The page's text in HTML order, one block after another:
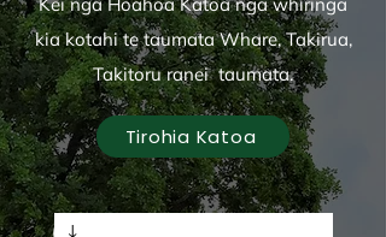
kia kotahi te taumata Whare, Takirua,
Takitoru ranei taumata.
Tirohia Katoa